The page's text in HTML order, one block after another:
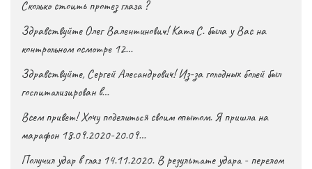
Сколько стоить протез глаза ?
Здравствуйте Олег Валентинович! Катя С. была у Вас на
контрольном осмотре 12…
Здравствуйте, Сергей Алесандрович! Из-за голодных болей был
госпитализирован в…
Всем привет! Хочу поделиться своим опытом. Я пришла на
марафон 18.09.2020-20.09…
Получил удар в глаз 14.11.2020. В результате удара - перелом